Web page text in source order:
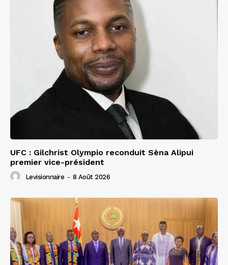
UFC : Gilchrist Olympio reconduit Sèna Alipui
premier vice-président
Levisionnaire - 8 Août 2026